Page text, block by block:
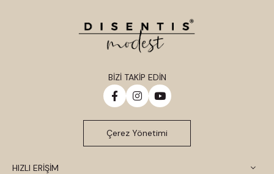
HIZLI ERİŞİM
BİZİ TAKİP EDİN
Çerez Yönetimi